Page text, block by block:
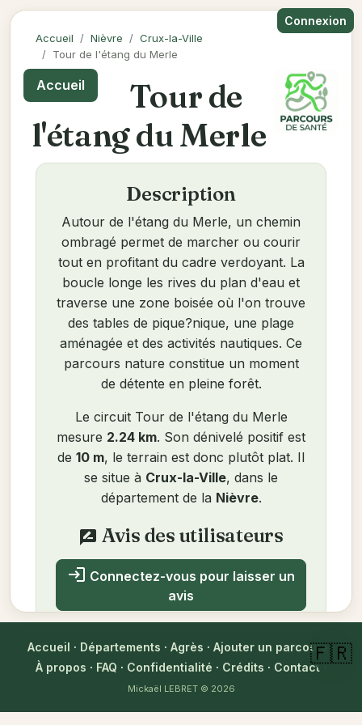
Connexion
Accueil Nièvre
Crux-la-Ville
Tour de l'étang du Merle
Accueil
Tour de
l'étang du Merle
Description
Autour de l'étang du Merle, un chemin
ombragé permet de marcher ou courir
tout en profitant du cadre verdoyant. La
boucle longe les rives du plan d'eau et
traverse une zone boisée où l'on trouve
des tables de pique?nique, une plage
aménagée et des activités nautiques. Ce
parcours nature constitue un moment
de détente en pleine forêt.
Le circuit Tour de l'étang du Merle
mesure 2.24 km. Son dénivelé positif est
de 10 m, le terrain est donc plutôt plat. Il
se situe à Crux-la-Ville, dans le
département de la Nièvre.
rate_review Avis des utilisateurs
login Connectez-vous pour laisser un
avis
premier !
Accueil · Départements · Agrès · Ajouter un parcours·
À propos · FAQ · Confidentialité · Crédits · Contact·
Mickaël LEBRET© 2026
🇫🇷